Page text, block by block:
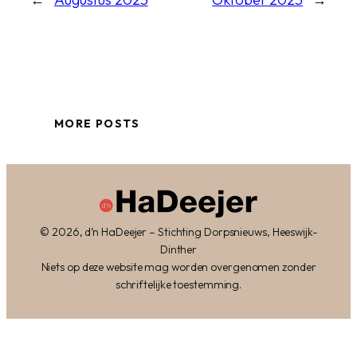
MORE POSTS
© 2026, d’n HaDeejer – Stichting Dorpsnieuws, Heeswijk-
Dinther
Niets op deze website mag worden overgenomen zonder
schriftelijke toestemming.